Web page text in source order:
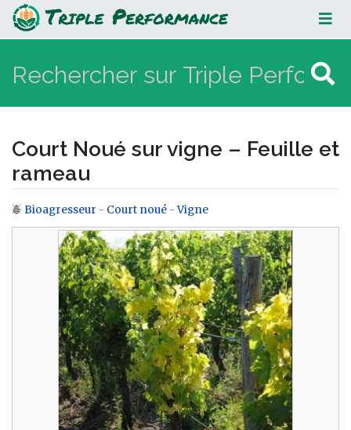
Court Noué sur vigne – Feuille et
rameau
Court Noué sur vigne – Feuille et
rameau
Aller à :navigation,rechercher
Bioagresseur - Court noué -Vigne